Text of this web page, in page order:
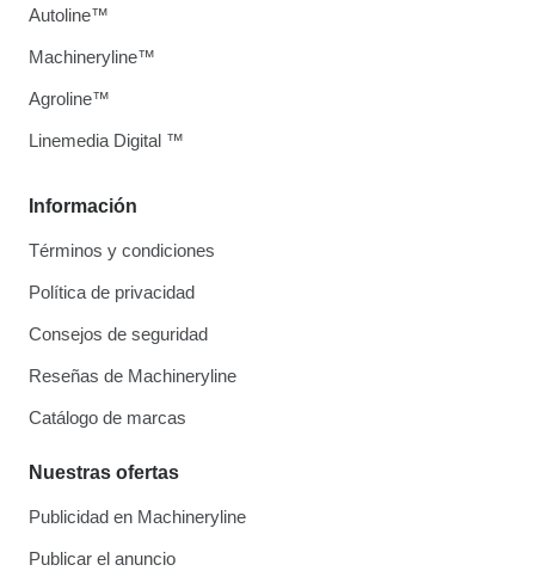
Información
Términos y condiciones
Política de privacidad
Consejos de seguridad
Reseñas de Machineryline
Catálogo de marcas
Nuestras ofertas
Publicidad en Machineryline
Publicar el anuncio
Autoline™
Machineryline™
Agroline™
Linemedia Digital ™